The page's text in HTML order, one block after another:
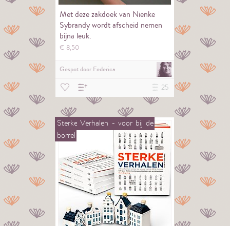
Met deze zakdoek van Nienke
Sybrandy wordt afscheid nemen
bijna leuk.
€ 8,50
Gespot door Federica
25
Sterke Verhalen - voor bij de
borrel